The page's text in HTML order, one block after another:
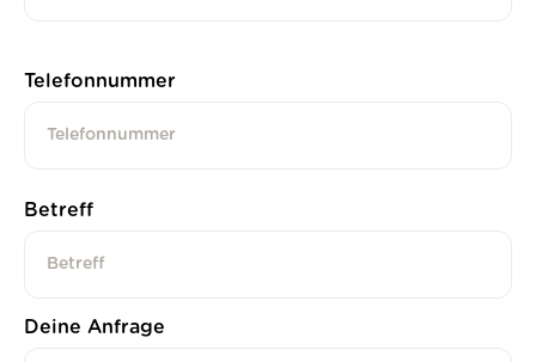
Telefonnummer
Betreff
Deine Anfrage